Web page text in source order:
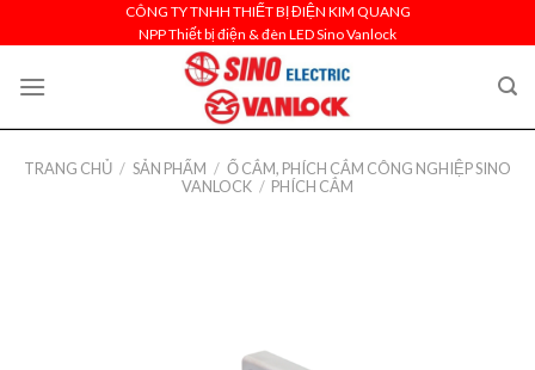
to
content
CÔNG TY TNHH THIẾT BỊ ĐIỆN KIM QUANG
NPP Thiết bị điện & đèn LED Sino Vanlock
TRANG CHỦ / SẢN PHẨM / Ổ CẮM, PHÍCH CẮM CÔNG NGHIỆP SINO
VANLOCK / PHÍCH CẮM